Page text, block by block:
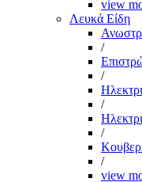
view
Λευκά Είδη
/
/
/
/
/
view